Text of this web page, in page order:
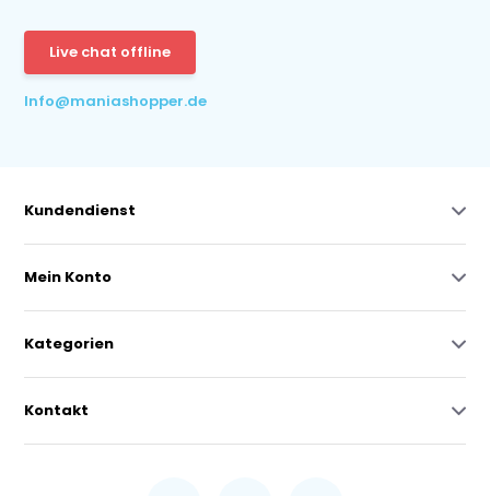
Live chat offline
Info@maniashopper.de
Kundendienst
Mein Konto
Kategorien
Kontakt